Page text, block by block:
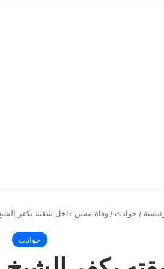
/ حوادث / وفاة مسن داخل شقته بكفر
حوادث